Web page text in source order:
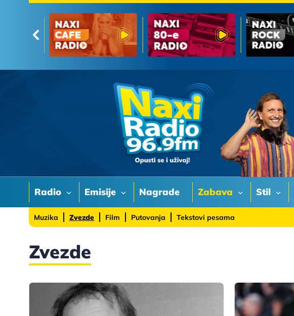
Radio Emisije Nagrade Zabava
Muzika Zvezde Film Putovanja Tekstovi pesama
Stil
Zvezde